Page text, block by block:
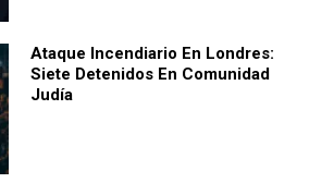
Ataque Incendiario En Londres:
Siete Detenidos En Comunidad
Judía